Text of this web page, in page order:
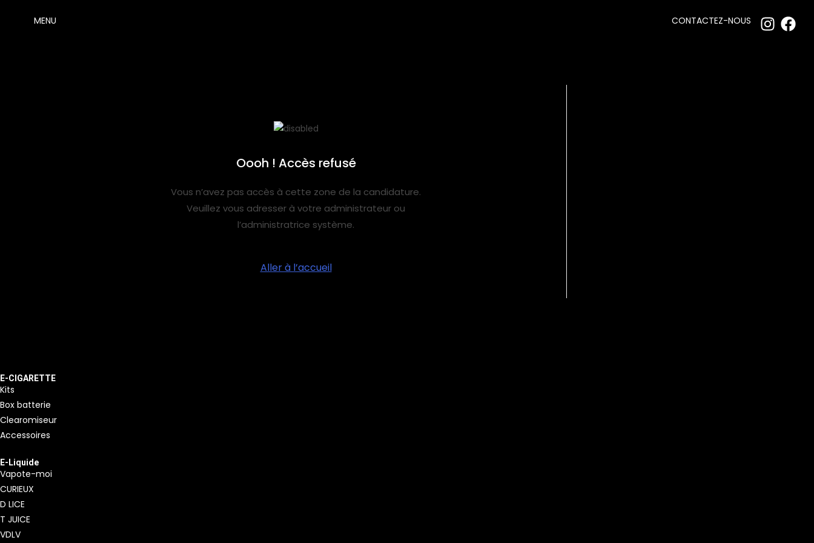
MENU CONTACTEZ-NOUS
Oooh ! Accès refusé
Vous n’avez pas accès à cette zone de la candidature.
Veuillez vous adresser à votre administrateur ou
l’administratrice système.
Aller à l’accueil
E-CIGARETTE
Kits
Box batterie
Clearomiseur
Accessoires
E-Liquide
Vapote-moi
CURIEUX
D LICE
T JUICE
VDLV